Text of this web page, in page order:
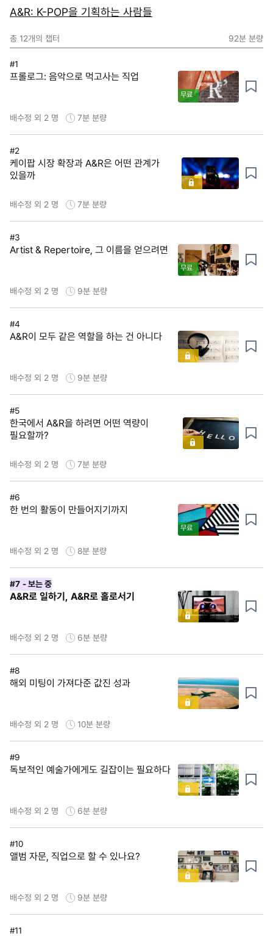
A&R: K-POP을 기획하는 사람들
총 12개의 챕터 92분 분량
#1
프롤로그: 음악으로 먹고사는 직업
무료
배수정 외 2 명 7분 분량
#2
케이팝 시장 확장과 A&R은 어떤 관계가
있을까
배수정 외 2 명 7분 분량
#3
Artist & Repertoire, 그 이름을 얻으려면
무료
배수정 외 2 명 9분 분량
#4
A&R이 모두 같은 역할을 하는 건 아니다
배수정 외 2 명 9분 분량
#5
한국에서 A&R을 하려면 어떤 역량이
필요할까?
배수정 외 2 명 7분 분량
#6
한 번의 활동이 만들어지기까지
무료
배수정 외 2 명 8분 분량
#7 - 보는 중
A&R로 일하기, A&R로 홀로서기
배수정 외 2 명 6분 분량
#8
해외 미팅이 가져다준 값진 성과
배수정 외 2 명 10분 분량
#9
독보적인 예술가에게도 길잡이는 필요하다
배수정 외 2 명 6분 분량
#10
앨범 자문, 직업으로 할 수 있나요?
배수정 외 2 명 9분 분량
#11